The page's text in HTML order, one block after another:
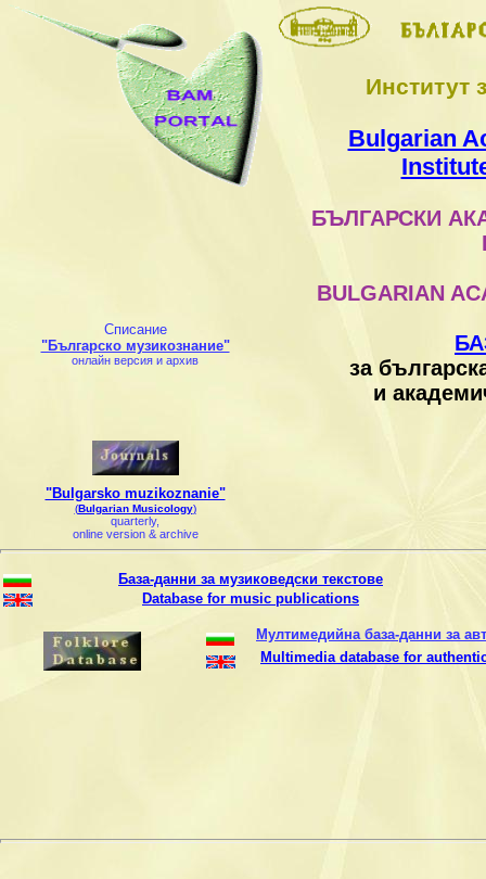
Списание
"Българско музикознание"
онлайн версия и архив
Институт
Bulgarian
БЪЛГАРСКИ
BULGARIAN
за
и
"Bulgarsko muzikoznanie"
(Bulgarian Musicology)
quarterly,
online version & archive
База-данни за музиковедски текстове
Database for music publications
Мултимедийна база-данни за
Multimedia database for